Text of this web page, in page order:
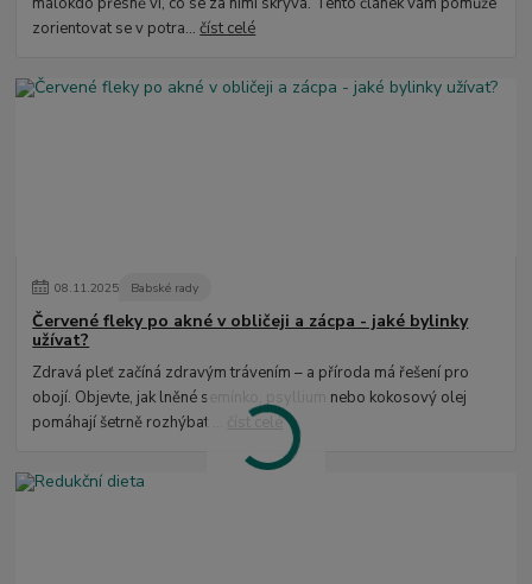
zorientovat se v potra...číst celé
08.11.2025 Babské rady
Červené fleky po akné v obličeji a zácpa - jaké bylinky
užívat?
Zdravá pleť začíná zdravým trávením – a příroda má řešení pro
obojí. Objevte, jak lněné semínko, psyllium nebo kokosový olej
pomáhají šetrně rozhýbat ...
číst celé